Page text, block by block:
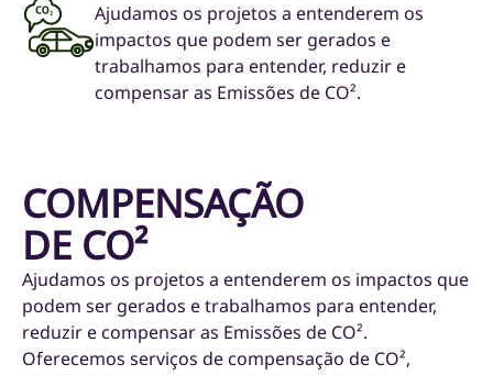
Ajudamos os projetos a entenderem os
impactos que podem ser gerados e
trabalhamos para entender, reduzir e
compensar as Emissões de CO².​
COMPENSAÇÃO
DE CO²
Ajudamos os projetos a entenderem os impactos que
podem ser gerados e trabalhamos para entender,
reduzir e compensar as Emissões de CO².
Oferecemos serviços de compensação de CO²,